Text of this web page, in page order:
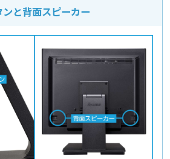
と背面スピーカー